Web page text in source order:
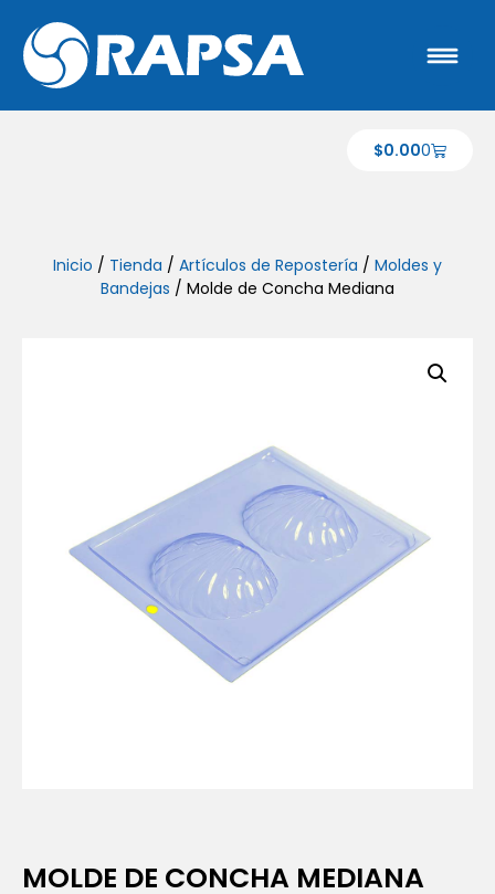
$0.000
Inicio / Tienda / Artículos de Repostería / Moldes y
Bandejas / Molde de Concha Mediana
MOLDE DE CONCHA MEDIANA